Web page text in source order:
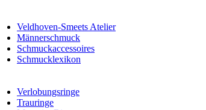
Veldhoven-Smeets Atelier
Männerschmuck
Schmuckaccessoires
Schmucklexikon
Verlobungsringe
Trauringe